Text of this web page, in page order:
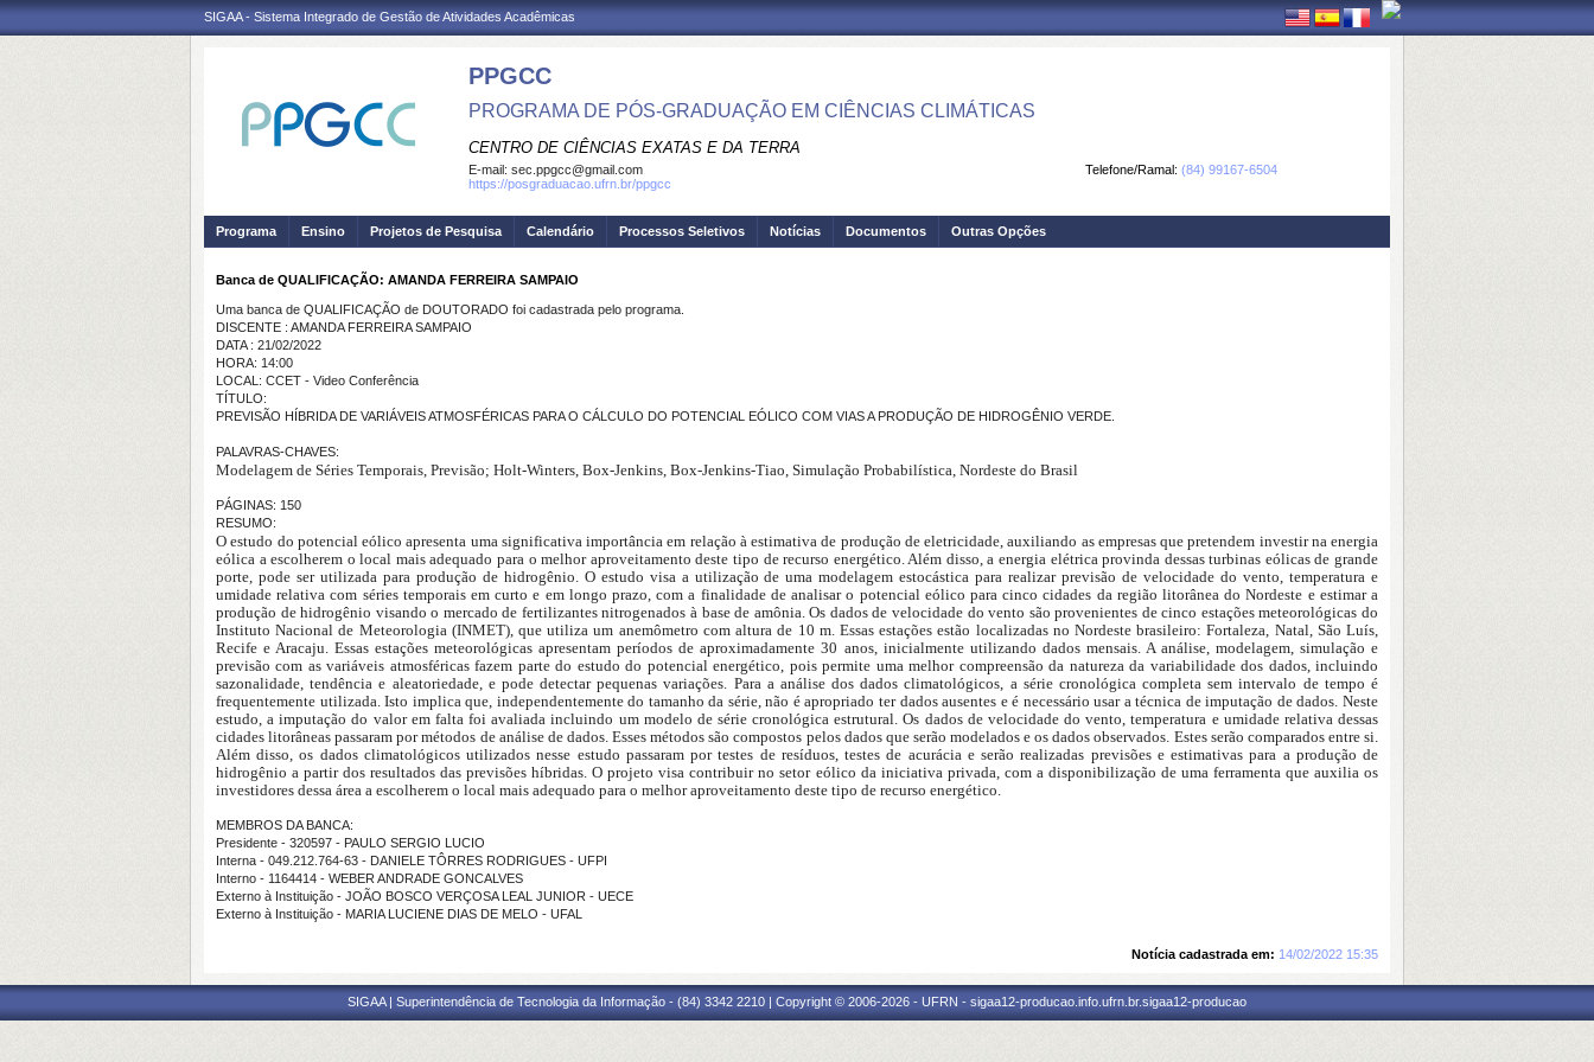
SIGAA - Sistema Integrado de Gestão de Atividades Acadêmicas
PPGCC
PROGRAMA DE PÓS-GRADUAÇÃO EM CIÊNCIAS CLIMÁTICAS
CENTRO DE CIÊNCIAS EXATAS E DA TERRA
Telefone/Ramal: (84) 99167-6504
E-mail: sec.ppgcc@gmail.com
https://posgraduacao.ufrn.br/ppgcc
Programa Ensino Projetos de Pesquisa Calendário Processos Seletivos Notícias Documentos Outras Opções
Banca de QUALIFICAÇÃO: AMANDA FERREIRA SAMPAIO
Uma banca de QUALIFICAÇÃO de DOUTORADO foi cadastrada pelo programa.
DISCENTE : AMANDA FERREIRA SAMPAIO
DATA : 21/02/2022
HORA: 14:00
LOCAL: CCET - Video Conferência
TÍTULO:
PREVISÃO HÍBRIDA DE VARIÁVEIS ATMOSFÉRICAS PARA O CÁLCULO DO POTENCIAL EÓLICO COM VIAS A PRODUÇÃO DE HIDROGÊNIO VERDE.
PALAVRAS-CHAVES:
Modelagem de Séries Temporais, Previsão; Holt-Winters, Box-Jenkins, Box-Jenkins-Tiao, Simulação Probabilística, Nordeste do Brasil
PÁGINAS: 150
RESUMO:
O estudo do potencial eólico apresenta uma significativa importância em relação à estimativa de produção de eletricidade, auxiliando as empresas que pretendem investir na energia
eólica a escolherem o local mais adequado para o melhor aproveitamento deste tipo de recurso energético. Além disso, a energia elétrica provinda dessas turbinas eólicas de grande
porte, pode ser utilizada para produção de hidrogênio. O estudo visa a utilização de uma modelagem estocástica para realizar previsão de velocidade do vento, temperatura e
umidade relativa com séries temporais em curto e em longo prazo, com a finalidade de analisar o potencial eólico para cinco cidades da região litorânea do Nordeste e estimar a
produção de hidrogênio visando o mercado de fertilizantes nitrogenados à base de amônia. Os dados de velocidade do vento são provenientes de cinco estações meteorológicas do
Instituto Nacional de Meteorologia (INMET), que utiliza um anemômetro com altura de 10 m. Essas estações estão localizadas no Nordeste brasileiro: Fortaleza, Natal, São Luís,
Recife e Aracaju. Essas estações meteorológicas apresentam períodos de aproximadamente 30 anos, inicialmente utilizando dados mensais. A análise, modelagem, simulação e
previsão com as variáveis atmosféricas fazem parte do estudo do potencial energético, pois permite uma melhor compreensão da natureza da variabilidade dos dados, incluindo
sazonalidade, tendência e aleatoriedade, e pode detectar pequenas variações. Para a análise dos dados climatológicos, a série cronológica completa sem intervalo de tempo é
frequentemente utilizada. Isto implica que, independentemente do tamanho da série, não é apropriado ter dados ausentes e é necessário usar a técnica de imputação de dados. Neste
estudo, a imputação do valor em falta foi avaliada incluindo um modelo de série cronológica estrutural. Os dados de velocidade do vento, temperatura e umidade relativa dessas
cidades litorâneas passaram por métodos de análise de dados. Esses métodos são compostos pelos dados que serão modelados e os dados observados. Estes serão comparados entre si.
Além disso, os dados climatológicos utilizados nesse estudo passaram por testes de resíduos, testes de acurácia e serão realizadas previsões e estimativas para a produção de
hidrogênio a partir dos resultados das previsões híbridas. O projeto visa contribuir no setor eólico da iniciativa privada, com a disponibilização de uma ferramenta que auxilia os
investidores dessa área a escolherem o local mais adequado para o melhor aproveitamento deste tipo de recurso energético.
MEMBROS DA BANCA:
Presidente - 320597 - PAULO SERGIO LUCIO
Interna - 049.212.764-63 - DANIELE TÔRRES RODRIGUES - UFPI
Interno - 1164414 - WEBER ANDRADE GONCALVES
Externo à Instituição - JOÃO BOSCO VERÇOSA LEAL JUNIOR - UECE
Externo à Instituição - MARIA LUCIENE DIAS DE MELO - UFAL
Notícia cadastrada em: 14/02/2022 15:35
SIGAA | Superintendência de Tecnologia da Informação - (84) 3342 2210 | Copyright © 2006-2026 - UFRN - sigaa12-producao.info.ufrn.br.sigaa12-producao